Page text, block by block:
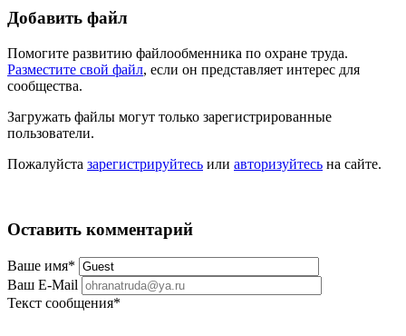
Добавить файл
Помогите развитию файлообменника по охране труда.
Разместите свой файл, если он представляет интерес для
сообщества.
Загружать файлы могут только зарегистрированные
пользователи.
Пожалуйста зарегистрируйтесь или авторизуйтесь на сайте.
Оставить комментарий
Ваше имя*
Ваш E-Mail
Текст сообщения*